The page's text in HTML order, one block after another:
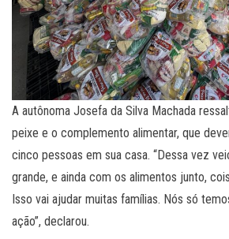
A autônoma Josefa da Silva Machada
peixe e o complemento alimentar, que
cinco pessoas em sua casa. “Dessa vez
grande, e ainda com os alimentos junto,
Isso vai ajudar muitas famílias. Nós só
ação”, declarou.